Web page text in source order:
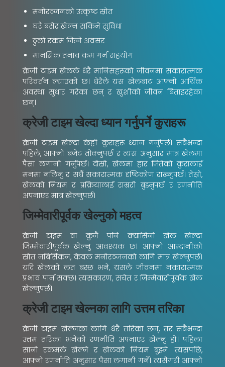
मनोरञ्जनको उत्कृष्ट स्रोत
घरै बसेर खेल्न सकिने सुविधा
ठुलो रकम जित्ने अवसर
मानसिक तनाव कम गर्न सहयोग
क्रेजी टाइम खेलले धेरै मानिसहरूको जीवनमा सकारात्मक
परिवर्तन ल्याएको छ। धेरैले यस खेलबाट आफ्नो आर्थिक
अवस्था सुधार गरेका छन् र खुशीको जीवन बिताइरहेका
छन्।
क्रेजी टाइम खेल्दा ध्यान गर्नुपर्ने कुराहरू
क्रेजी टाइम खेल्दा केही कुराहरू ध्यान गर्नुपर्छ। सबैभन्दा
पहिले, आफ्नो बजेट तोक्नुपर्छ र त्यस अनुसार मात्र खेलमा
पैसा लगानी गर्नुपर्छ। दोस्रो, खेलमा हार जितेको कुरालाई
मनमा नलिनु र सधैँ सकारात्मक दृष्टिकोण राख्नुपर्छ। तेस्रो,
खेलको नियम र प्रक्रियालाई राम्ररी बुझ्नुपर्छ र रणनीति
अपनाएर मात्र खेल्नुपर्छ।
जिम्मेवारीपूर्वक खेल्नुको महत्व
क्रेजी टाइम वा कुनै पनि क्यासिनो खेल खेल्दा
जिम्मेवारीपूर्वक खेल्नु आवश्यक छ। आफ्नो आम्दानीको
स्रोत नबिर्सिकन, केवल मनोरञ्जनको लागि मात्र खेल्नुपर्छ।
यदि खेलको लत बस्छ भने, यसले जीवनमा नकारात्मक
प्रभाव पार्न सक्छ। त्यसकारण, सचेत र जिम्मेवारीपूर्वक खेल
खेल्नुपर्छ।
क्रेजी टाइम खेल्नका लागि उत्तम तरिका
क्रेजी टाइम खेल्नका लागि धेरै तरिका छन्, तर सबैभन्दा
उत्तम तरिका भनेको रणनीति अपनाएर खेल्नु हो। पहिला
सानो रकमले खेल्ने र खेलको नियम बुझ्ने। त्यसपछि,
आफ्नो रणनीति अनुसार पैसा लगानी गर्ने। त्यसैगरी आफ्नो